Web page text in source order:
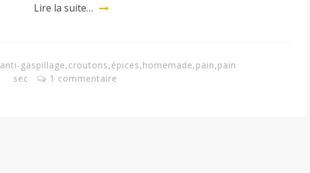
Lire la suite…
anti-gaspillage,croutons,épices,homemade,pain,pain
sec
1 commentaire